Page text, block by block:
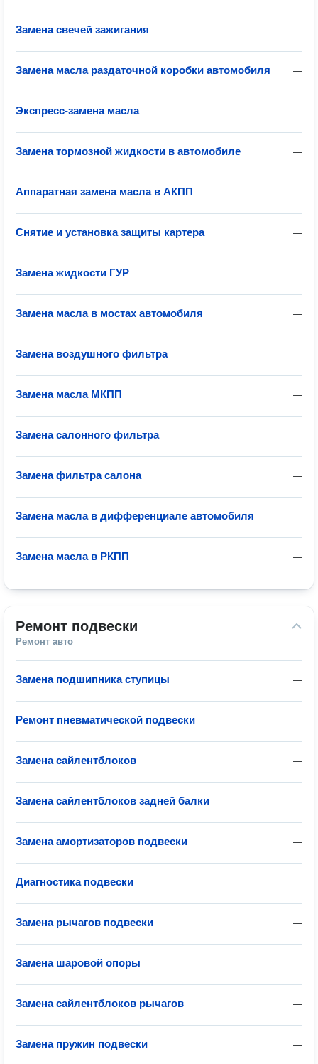
—
Замена свечей зажигания
—
Замена масла раздаточной коробки автомобиля
—
Экспресс-замена масла
—
Замена тормозной жидкости в автомобиле
—
Аппаратная замена масла в АКПП
—
Снятие и установка защиты картера
—
Замена жидкости ГУР
—
Замена масла в мостах автомобиля
—
Замена воздушного фильтра
—
Замена масла МКПП
—
Замена салонного фильтра
—
Замена фильтра салона
—
Замена масла в дифференциале автомобиля
—
Замена масла в РКПП
Ремонт подвески
Ремонт авто
—
Замена подшипника ступицы
—
Ремонт пневматической подвески
—
Замена сайлентблоков
—
Замена сайлентблоков задней балки
—
Замена амортизаторов подвески
—
Диагностика подвески
—
Замена рычагов подвески
—
Замена шаровой опоры
—
Замена сайлентблоков рычагов
—
Замена пружин подвески